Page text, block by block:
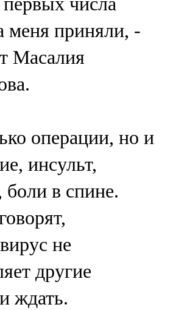
меня приняли, -
Масалия
операции, но и
инсульт,
боли в спине.
не
другие
ждать.